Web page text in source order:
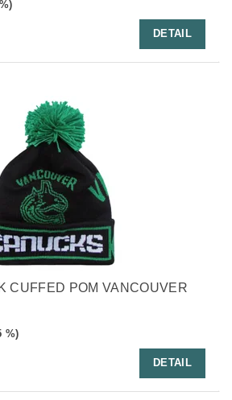
DETAIL
CUFFED POM VANCOUVER
%)
DETAIL